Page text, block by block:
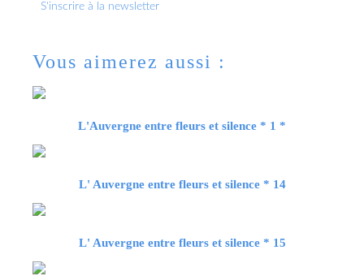
S'inscrire à la newsletter
Vous aimerez aussi :
L'Auvergne entre fleurs et silence * 1 *
L' Auvergne entre fleurs et silence * 14
L' Auvergne entre fleurs et silence * 15